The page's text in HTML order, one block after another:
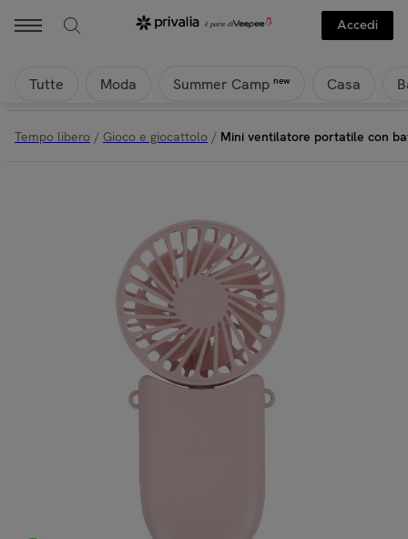
Accedi
Tutte Moda Summer Camp new Casa
Tempo libero / Gioco e giocattolo / Mini ventilatore portatile con